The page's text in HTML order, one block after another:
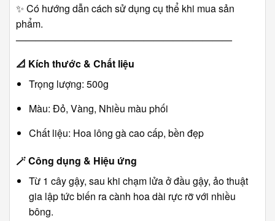
✨ Có hướng dẫn cách sử dụng cụ thể khi mua sản
phẩm.
――――――――――――――――――――――
📐 Kích thước & Chất liệu
Trọng lượng: 500g
Màu: Đỏ, Vàng, Nhiều màu phối
Chất liệu: Hoa lông gà cao cấp, bền đẹp
🪄Công dụng & Hiệu ứng
Từ 1 cây gậy, sau khi chạm lửa ở đầu gậy, ảo thuật
gia lập tức biến ra cành hoa dài rực rỡ với nhiều
bông.